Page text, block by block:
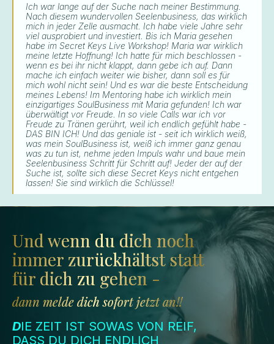
Ich war lange auf der Suche nach meiner Bestimmung.
Nach diesem wundervollen Seelenbusiness, das wirklich
mich in jeder Zelle ausmacht. Ich habe viele Jahre sehr
viel ausprobiert und investiert. Bis ich Maria gesehen
habe im Secret Keys Live Workshop! Maria war wirklich
meine letzte Hoffnung! Ich hatte für mich beschlossen -
wenn es bei ihr nicht klappt, dann gebe ich auf. Dann
mache ich einfach weiter wie bisher, dann soll es für
mich wohl nicht sein! Und es war die beste Entscheidung
meines Lebens! Im Mentoring habe ich wirklich mein
einzigartiges SoulBusiness mit Maria gefunden! Ich war
überwältigt vor Freude. In so viele Calls war ich vor
Freude zu Tränen gerührt, weil ich endlich gefühlt habe -
DAS BIN ICH! Und das geniale ist - seit ich wirklich weiß,
was mein SoulBusiness ist, weiß ich immer ganz genau
was zu tun ist, nehme jeden Impuls wahr und baue mein
Seelenbusiness Schritt für Schritt auf! Jeder der auf der
Suche ist, sollte sich diese Secret Keys nicht entgehen
lassen! Sie sind wirklich die Schlüssel!
Und wenn du dich noch
immer zurückhältst statt
für dich zu gehen -
dann melde dich sofort jetzt an!!
DIE ZEIT IST SOWAS VON REIF,
DASS DU DICH ENDLICH